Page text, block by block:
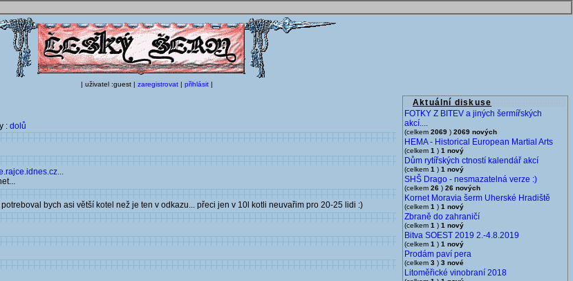
| uživatel :guest | zaregistrovat | přihlásit |
Aktuální diskuse
FOTKY Z BITEV a jiných šermířských
akcí....
(celkem 2069 ) 2069 nových
HEMA - Historical European Martial Arts
(celkem 1 ) 1 nový
Dům rytířských ctností kalendář akcí
(celkem 1 ) 1 nový
SHŠ Drago - nesmazatelná verze :)
(celkem 26 ) 26 nových
Kornet Moravia šerm Uherské Hradiště
(celkem 1 ) 1 nový
Zbraně do zahraničí
(celkem 1 ) 1 nový
Bitva SOEST 2019 2.-4.8.2019
(celkem 1 ) 1 nový
Prodám paví pera
(celkem 3 ) 3 nové
Litoměřické vinobraní 2018
: dolů
bych asi větší kotel než je ten v odkazu... přeci jen v 10l kotli neuvařim pro 20-25 lidi :)